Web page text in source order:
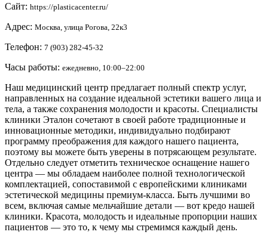
Сайт: https://plasticacenter.ru/
Адрес: Москва, улица Рогова, 22к3
Телефон: 7 (903) 282-45-32
Часы работы: ежедневно, 10:00–22:00
Наш медицинский центр предлагает полный спектр услуг,
направленных на создание идеальной эстетики вашего лица и
тела, а также сохранения молодости и красоты. Специалисты
клиники Эталон сочетают в своей работе традиционные и
инновационные методики, индивидуально подбирают
программу преображения для каждого нашего пациента,
поэтому вы можете быть уверены в потрясающем результате.
Отдельно следует отметить техническое оснащение нашего
центра — мы обладаем наиболее полной технологической
комплектацией, сопоставимой с европейскими клиниками
эстетической медицины премиум-класса. Быть лучшими во
всем, включая самые мельчайшие детали — вот кредо нашей
клиники. Красота, молодость и идеальные пропорции наших
пациентов — это то, к чему мы стремимся каждый день.